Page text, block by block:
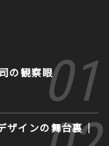
の観察眼
ザインの舞台裏｜